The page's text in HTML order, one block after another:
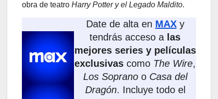
obra de teatro Harry Potter y el Legado Maldito.
Date de alta en MAXy
tendrás acceso a las
mejores series y películas
exclusivas como The Wire,
Los Sopranoo Casa del
Dragón. Incluye todo el